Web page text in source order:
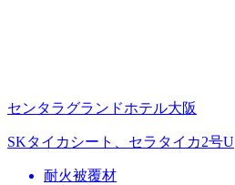
センタラグランドホテル大阪
SKタイカシート、セラタイカ2号U
耐火被覆材